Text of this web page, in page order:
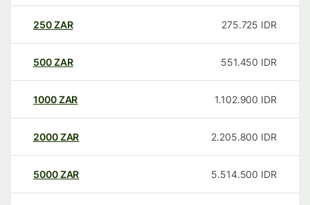
250ZAR 275.725 IDR
500ZAR 551.450 IDR
1000ZAR 1.102.900 IDR
2000ZAR 2.205.800 IDR
5000ZAR 5.514.500 IDR